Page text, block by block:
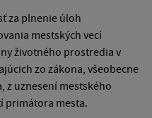
za plnenie úloh
mestských vecí
životného prostredia v
zo zákona, všeobecne
z uznesení mestského
primátora mesta.